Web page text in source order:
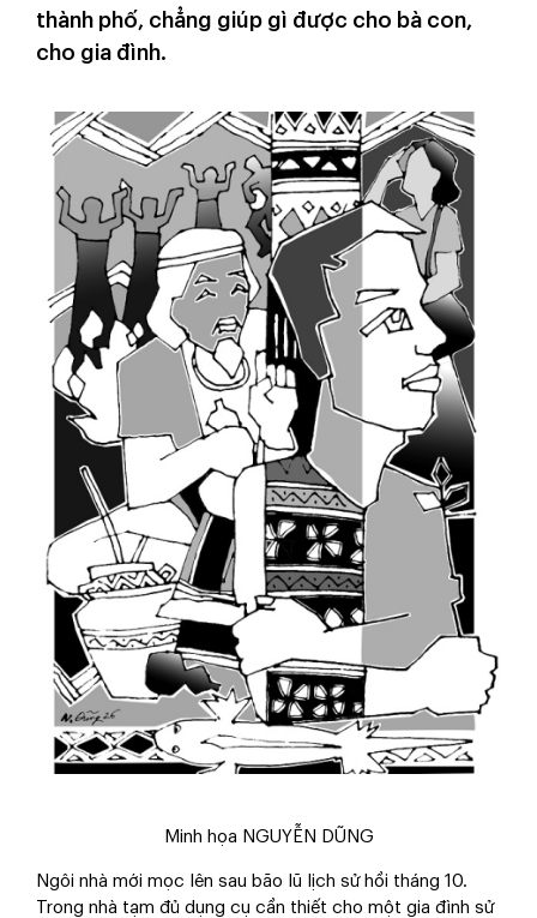
thành phố, chẳng giúp gì được cho bà con,
cho gia đình.
Minh họa NGUYỄN DŨNG
Ngôi nhà mới mọc lên sau bão lũ lịch sử hồi tháng 10.
Trong nhà tạm đủ dụng cụ cần thiết cho một gia đình sử